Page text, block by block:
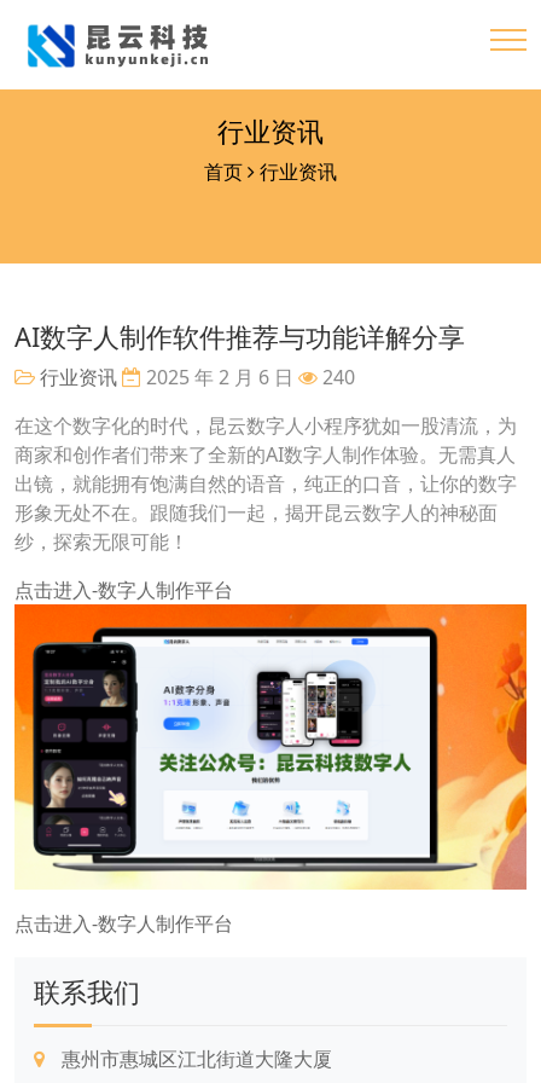
行业资讯
首页 行业资讯
AI数字人制作软件推荐与功能详解分享
行业资讯 2025 年 2 月 6 日
240
在这个数字化的时代，昆云数字人小程序犹如一股清流，为
商家和创作者们带来了全新的AI数字人制作体验。无需真人
出镜，就能拥有饱满自然的语音，纯正的口音，让你的数字
形象无处不在。跟随我们一起，揭开昆云数字人的神秘面
纱，探索无限可能！
点击进入-数字人制作平台
点击进入-数字人制作平台
联系我们
惠州市惠城区江北街道大隆大厦